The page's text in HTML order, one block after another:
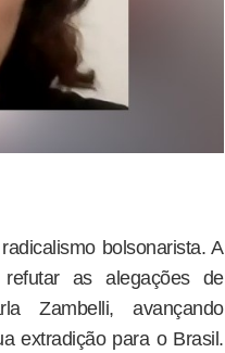
bolsonarista. A
as alegações de
Zambelli, avançando
extradição para o Brasil.